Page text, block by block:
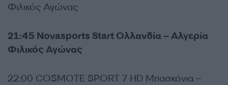
Φιλικός Αγώνας
21:45 Novasports Start Ολλανδία – Αλγερία
Φιλικός Αγώνας
22:00 COSMOTE SPORT 7 HD Μπασκόνια –